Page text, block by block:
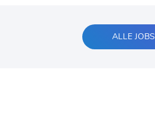
ALLE JOBS